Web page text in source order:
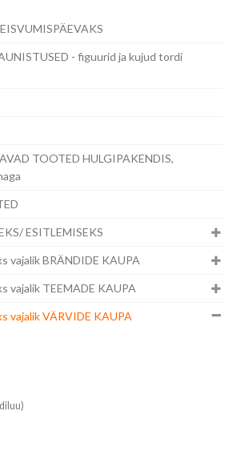
- figuurid ja kujud tordi
TOOTED HULGIPAKENDIS,
ESITLEMISEKS
vajalik BRÄNDIDE KAUPA
vajalik TEEMADE KAUPA
vajalik VÄRVIDE KAUPA